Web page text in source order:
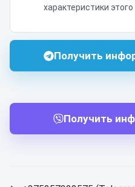
характеристики этого
Получить
Получить